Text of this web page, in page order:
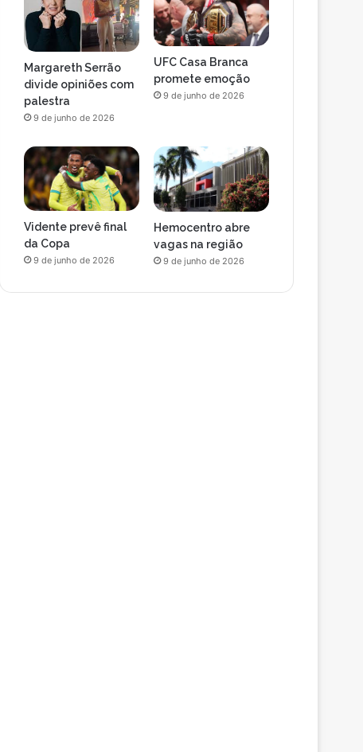
Margareth Serrão
divide opiniões com
palestra
9 de junho de 2026
UFC Casa Branca
promete emoção
9 de junho de 2026
Vidente prevê final
da Copa
9 de junho de 2026
Hemocentro abre
vagas na região
9 de junho de 2026